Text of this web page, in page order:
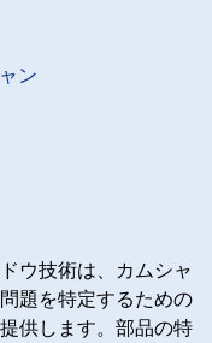
ン
ウ技術は、カムシャ
題を特定するための
供します。部品の特